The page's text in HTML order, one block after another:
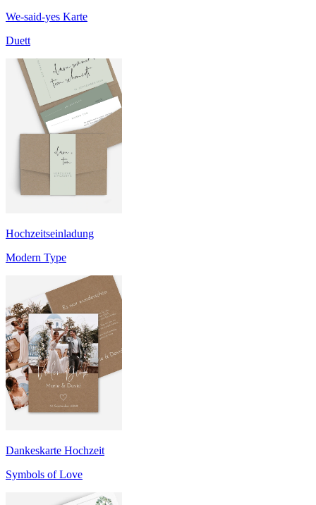
We-said-yes Karte
Duett
Hochzeitseinladung
Modern Type
Dankeskarte Hochzeit
Symbols of Love